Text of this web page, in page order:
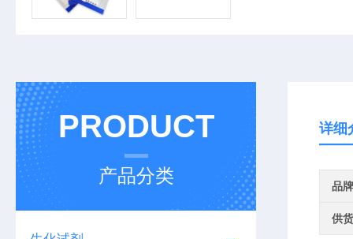
PRODUCT
产品分类
详细
品牌
供